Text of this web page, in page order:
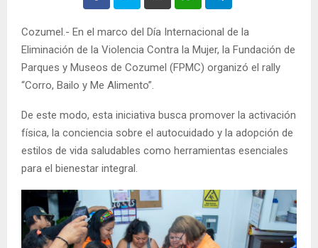
Cozumel.- En el marco del Día Internacional de la
Eliminación de la Violencia Contra la Mujer, la Fundación de
Parques y Museos de Cozumel (FPMC) organizó el rally
“Corro, Bailo y Me Alimento”.
De este modo, esta iniciativa busca promover la activación
física, la conciencia sobre el autocuidado y la adopción de
estilos de vida saludables como herramientas esenciales
para el bienestar integral.